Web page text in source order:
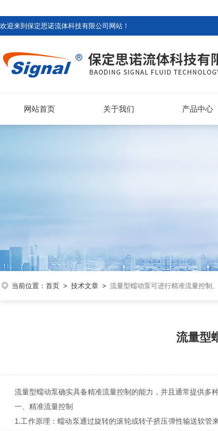
欢迎来到保定思诺流体科技有限公司网站 ！
网站首页 关于我们 产品中心
当前位置： 首页 > 技术文章 > 流量型蠕动泵可进行精准流量控制
流量型
流量型蠕动泵确实具备精准流量控制的能力，并且通常提供多
一、精准流量控制
1.工作原理：蠕动泵通过旋转的滚轮或转子挤压弹性输送软管